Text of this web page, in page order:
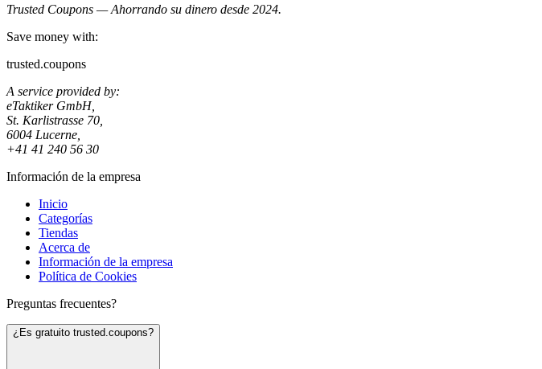
Trusted Coupons — Ahorrando su dinero desde 2024.
Save money with:
trusted.coupons
A service provided by:
eTaktiker GmbH,
St. Karlistrasse 70,
6004 Lucerne,
+41 41 240 56 30
Información de la empresa
Inicio
Categorías
Tiendas
Acerca de
Información de la empresa
Política de Cookies
Preguntas frecuentes?
¿Es gratuito trusted.coupons?